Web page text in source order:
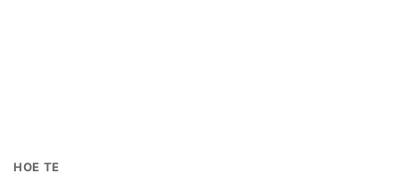
HOE TE